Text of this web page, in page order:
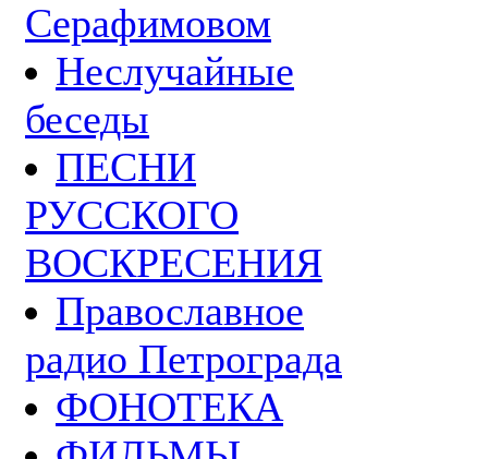
Серафимовом
Неслучайные
беседы
ПЕСНИ
РУССКОГО
ВОСКРЕСЕНИЯ
Православное
радио Петрограда
ФОНОТЕКА